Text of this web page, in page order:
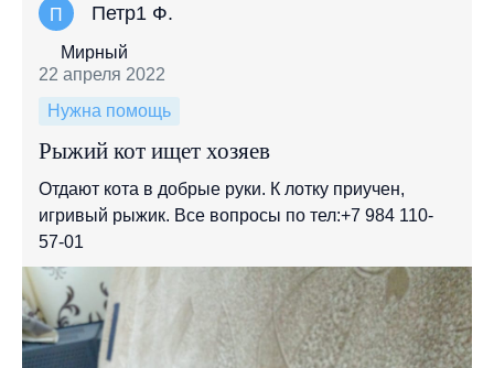
П Петр1 Ф.
Мирный
22 апреля 2022
Нужна помощь
Рыжий кот ищет хозяев
Отдают кота в добрые руки. К лотку приучен,
игривый рыжик. Все вопросы по тел:+7 984 110-
57-01